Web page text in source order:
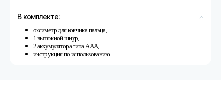
В комплекте:
оксиметр для кончика пальца,
1 вытяжной шнур,
2 аккумулятора типа AAA,
инструкция по использованию.